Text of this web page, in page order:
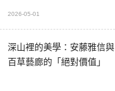
2026-05-01
深山裡的美學：安藤雅信與
百草藝廊的「絕對價值」